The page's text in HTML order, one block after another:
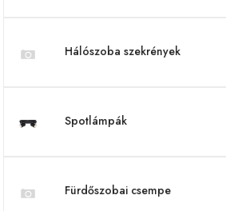
Hálószoba szekrények
Spotlámpák
Fürdőszobai csempe